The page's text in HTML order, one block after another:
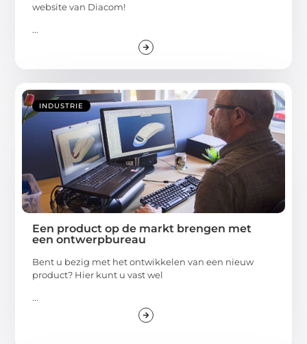
website van Diacom!
...
INDUSTRIE
Een product op de markt brengen met
een ontwerpbureau
Bent u bezig met het ontwikkelen van een nieuw
product? Hier kunt u vast wel
...